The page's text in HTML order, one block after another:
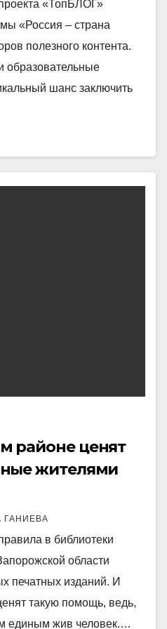
«ТопБЛОГ»
«Россия – страна
полезного контента.
образовательные
шанс заключить
районе ценят
жителями
ГАНИЕВА
в библиотеки
области
печатных изданий. И
такую помощь, ведь,
единым жив человек.…